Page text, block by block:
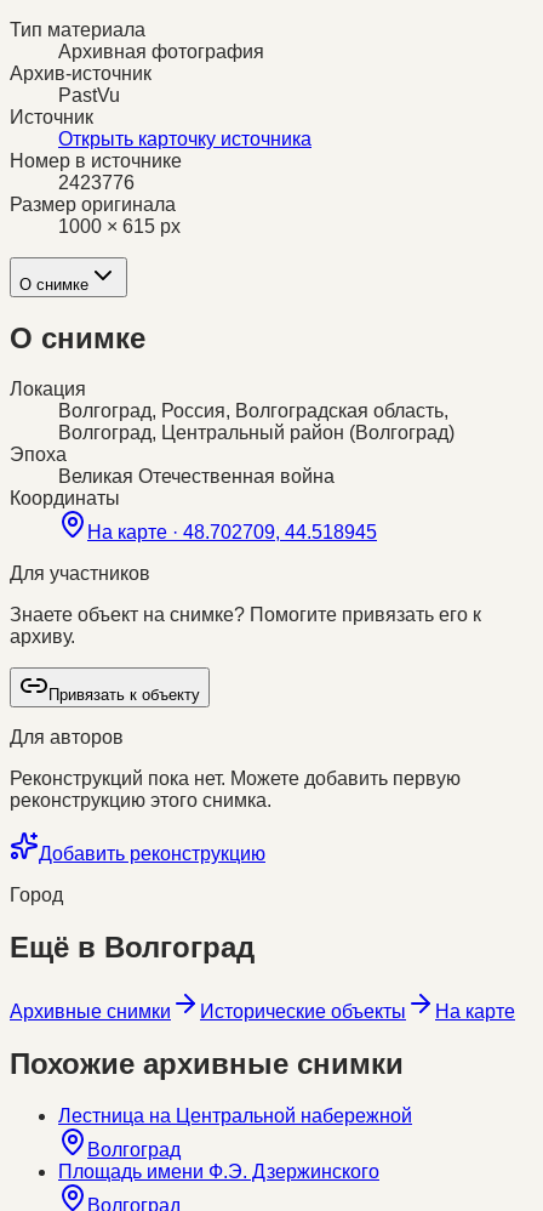
Тип материала
Архивная фотография
Архив-источник
PastVu
Источник
Открыть карточку источника
Номер в источнике
2423776
Размер оригинала
1000 × 615 px
О снимке
О снимке
Локация
Волгоград, Россия, Волгоградская область,
Волгоград, Центральный район (Волгоград)
Эпоха
Великая Отечественная война
Координаты
На карте · 48.702709, 44.518945
Для участников
Знаете объект на снимке? Помогите привязать его к
архиву.
Привязать к объекту
Для авторов
Реконструкций пока нет. Можете добавить первую
реконструкцию этого снимка.
Добавить реконструкцию
Город
Ещё в Волгоград
Архивные снимки Исторические объекты На карте
Похожие архивные снимки
Лестница на Центральной набережной
Волгоград
Площадь имени Ф.Э. Дзержинского
Волгоград